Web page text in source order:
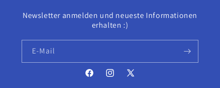
Newsletter anmelden und neueste Informationen
erhalten :)
E-Mail
FacebookInstagram
X